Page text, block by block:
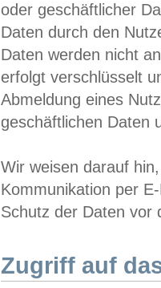
oder geschäftlicher
Daten durch den
Daten werden nicht
erfolgt verschlüsselt
Abmeldung eines
geschäftlichen Daten
Wir weisen darauf
Kommunikation per
Schutz der Daten vor
Zugriff auf